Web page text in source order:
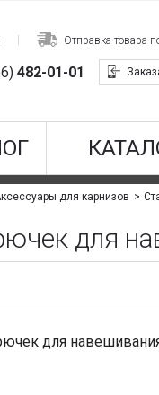
Отправка товара
482-01-01
для карнизов
для